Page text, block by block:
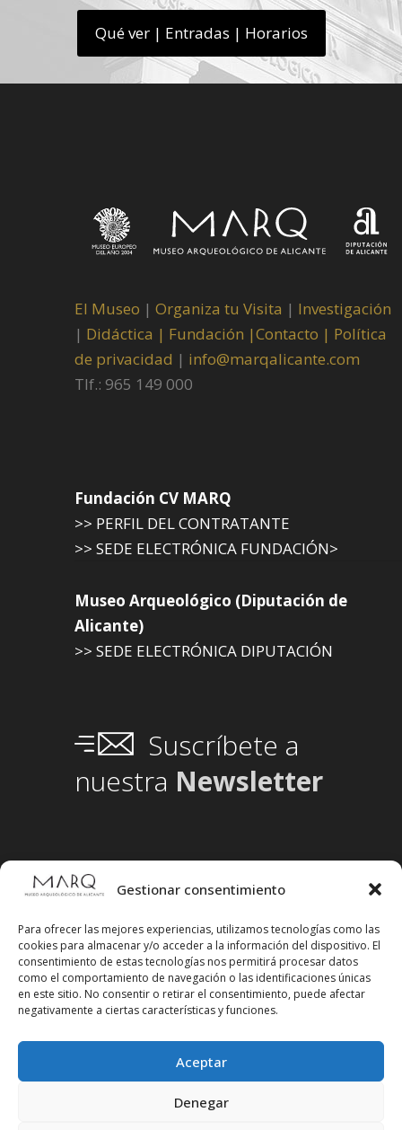
Gestionar consentimiento
Para ofrecer las mejores experiencias, utilizamos tecnologías como las
cookies para almacenar y/o acceder a la información del dispositivo. El
consentimiento de estas tecnologías nos permitirá procesar datos
como el comportamiento de navegación o las identificaciones únicas
en este sitio. No consentir o retirar el consentimiento, puede afectar
negativamente a ciertas características y funciones.
Aceptar
Denegar
Qué ver | Entradas | Horarios
El Museo | Organiza tu Visita | Investigación
| Didáctica | Fundación |Contacto | Política
de privacidad | info@marqalicante.com
Tlf.: 965 149 000
Fundación CV MARQ
>> PERFIL DEL CONTRATANTE
>> SEDE ELECTRÓNICA FUNDACIÓN>
Museo Arqueológico (Diputación de
Alicante)
>> SEDE ELECTRÓNICA DIPUTACIÓN
Suscríbete a
nuestra Newsletter
Síguenos en redes sociales